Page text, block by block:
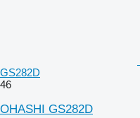
GS282D
46
OHASHI GS282D